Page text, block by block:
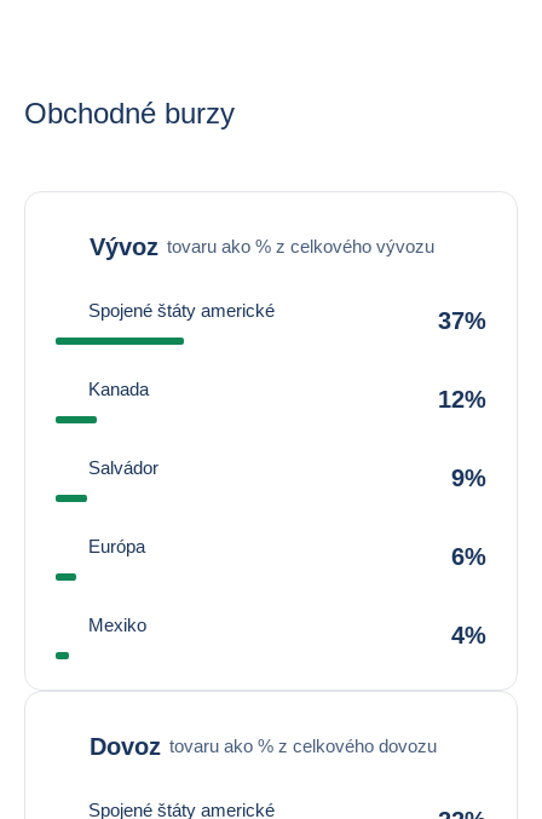
Obchodné burzy
Vývoz tovaru ako % z celkového vývozu
Spojené štáty americké 37%
Kanada 12%
Salvádor 9%
Európa 6%
Mexiko 4%
Dovoz tovaru ako % z celkového dovozu
Spojené štáty americké